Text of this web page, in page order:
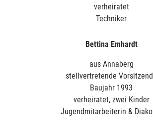
verheiratet
Techniker
Bettina Emhardt
aus Annaberg
stellvertretende
Baujahr 1993
verheiratet, zwei Kinder
Jugendmitarbeiterin &